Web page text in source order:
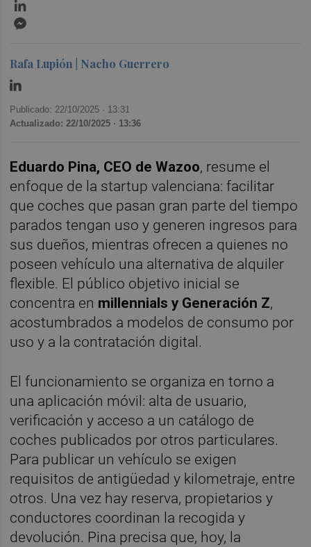
Rafa Lupión | Nacho Guerrero
Publicado: 22/10/2025 · 13:31
Actualizado: 22/10/2025 · 13:36
Eduardo Pina, CEO de Wazoo, resume el
enfoque de la startup valenciana: facilitar
que coches que pasan gran parte del tiempo
parados tengan uso y generen ingresos para
sus dueños, mientras ofrecen a quienes no
poseen vehículo una alternativa de alquiler
flexible. El público objetivo inicial se
concentra en millennials y Generación Z,
acostumbrados a modelos de consumo por
uso y a la contratación digital.
El funcionamiento se organiza en torno a
una aplicación móvil: alta de usuario,
verificación y acceso a un catálogo de
coches publicados por otros particulares.
Para publicar un vehículo se exigen
requisitos de antigüedad y kilometraje, entre
otros. Una vez hay reserva, propietarios y
conductores coordinan la recogida y
devolución. Pina precisa que, hoy, la